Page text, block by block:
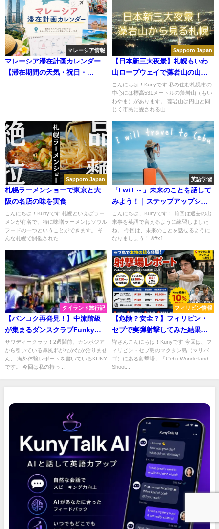
マレーシア情報
マレーシア滞在計画カレンダー
【滞在期間の天気・祝日・
...
Sapporo Japan
【日本新三大夜景】札幌もいわ
山ロープウェイで藻岩山の山頂
へ、日本海まで続く札幌の夜
景！
こんにちは！Kunyです 私の住む札幌市の
中心には標高531メートルの藻岩山（もい
わやま）があります。 藻岩山は円山と同
じく市民に愛される山...
Sapporo Japan
札幌ラーメンショーで東京と大
阪の名店の味を実食
こんにちは！Kunyです 札幌といえばラー
メンが有名で、特に味噌ラーメンはソウル
フードの一つということができます。 そ
んな札幌で開催された「...
英語学習
「I will ～」未来のことを話して
みよう！｜ステップアップシリ
ーズ(3/5)
こんにちは、Kunyです！ 前回は過去の出
来事を英語で言えるように練習しました
ね。 今回は、未来のことを話せるように
なりましょう！ &#x1...
タイランド旅行記
【バンコク再発見！】中流階級
が集まるダンスクラブFunky
Villa
サワディークラッ！2週間前、カンボジア
から引いている鼻風邪がなかなか治りませ
ん、 海外体験レポートを書いているKUNY
です。 今回は私の持っ...
フィリピン情報
【危険？安全？】フィリピン・
セブで実弾射撃してみた結果…
｜初心者でも撃てる？過去の事
故事例も紹介...
皆さんこんにちは！Kunyです 今回は、フ
ィリピン・セブ島のマクタン島（マリバ
ゴ）にある射撃場、「Cebu Wonderland
Shoot...